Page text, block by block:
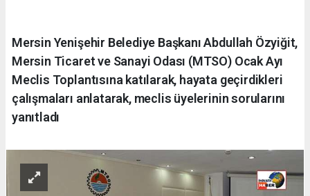
Mersin Yenişehir Belediye Başkanı Abdullah Özyiğit,
Mersin Ticaret ve Sanayi Odası (MTSO) Ocak Ayı
Meclis Toplantısına katılarak, hayata geçirdikleri
çalışmaları anlatarak, meclis üyelerinin sorularını
yanıtladı